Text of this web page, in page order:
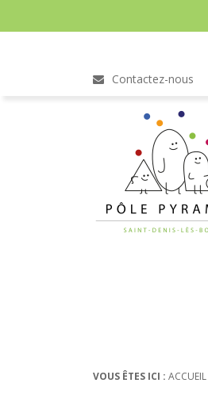
Contactez-nous
VOUS ÊTES ICI : ACCUEIL